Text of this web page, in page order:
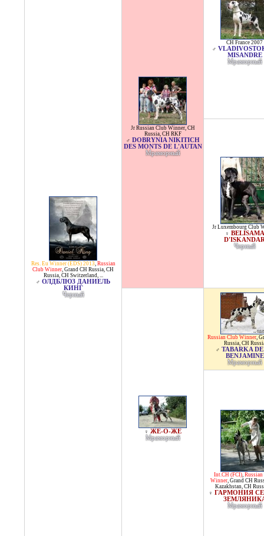
Res. Eu Winner (EDS) 2013, Russian
Club Winner, Grand CH Russia, CH
Russia, CH Switzerland, ...
♂ ОЛДБЛЮЗ ДАНИЕЛЬ
КИНГ
Черный
Jr Russian Club Winner, CH
Russia, CH RKF
♂ DOBRYNIA NIKITICH
DES MONTS DE L'AUTAN
Мраморный
CH France 2007
♂
MISANDRE
Мраморный
Jr Luxembourg Club
♀ BELISAMA
Черный
♀ ЖЕ-О-ЖЕ
Мраморный
Russian Club Winner,
Russia, CH
♂ TABARKA
BENJAMINE
Мраморный
Int.CH (FCI),
Winner, Grand CH
Kazakhstan, CH
♀ ГАРМОНИЯ
Мраморный